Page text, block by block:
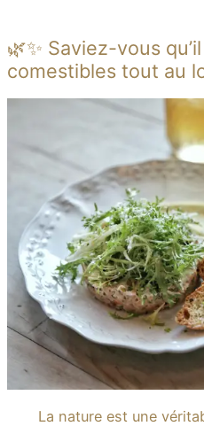
🌿✨ Saviez-vous
comestibles tout au
La nature est une